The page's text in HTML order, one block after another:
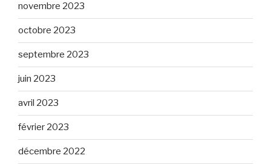
novembre 2023
octobre 2023
septembre 2023
juin 2023
avril 2023
février 2023
décembre 2022